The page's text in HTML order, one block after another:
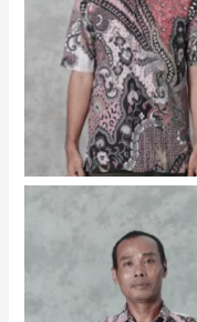
Budiyanto – Staf